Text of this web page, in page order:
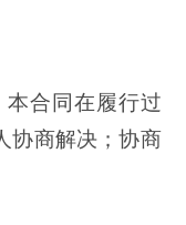
合同在履行过
协商解决；协商